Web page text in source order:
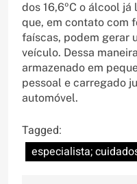
dos 16,6ºC o álcool
que, em contato com
faíscas, podem gerar
veículo. Dessa
armazenado em
pessoal e carregado
automóvel.
Tagged:
especialista;